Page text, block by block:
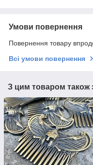
Умови повернення
Повернення товару
Всі умови повернення
З цим товаром також